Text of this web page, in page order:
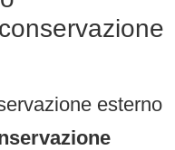
esterno